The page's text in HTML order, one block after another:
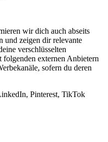
wir dich auch abseits
und zeigen dir relevante
verschlüsselten
folgenden externen Anbietern
sofern du deren
Pinterest, TikTok